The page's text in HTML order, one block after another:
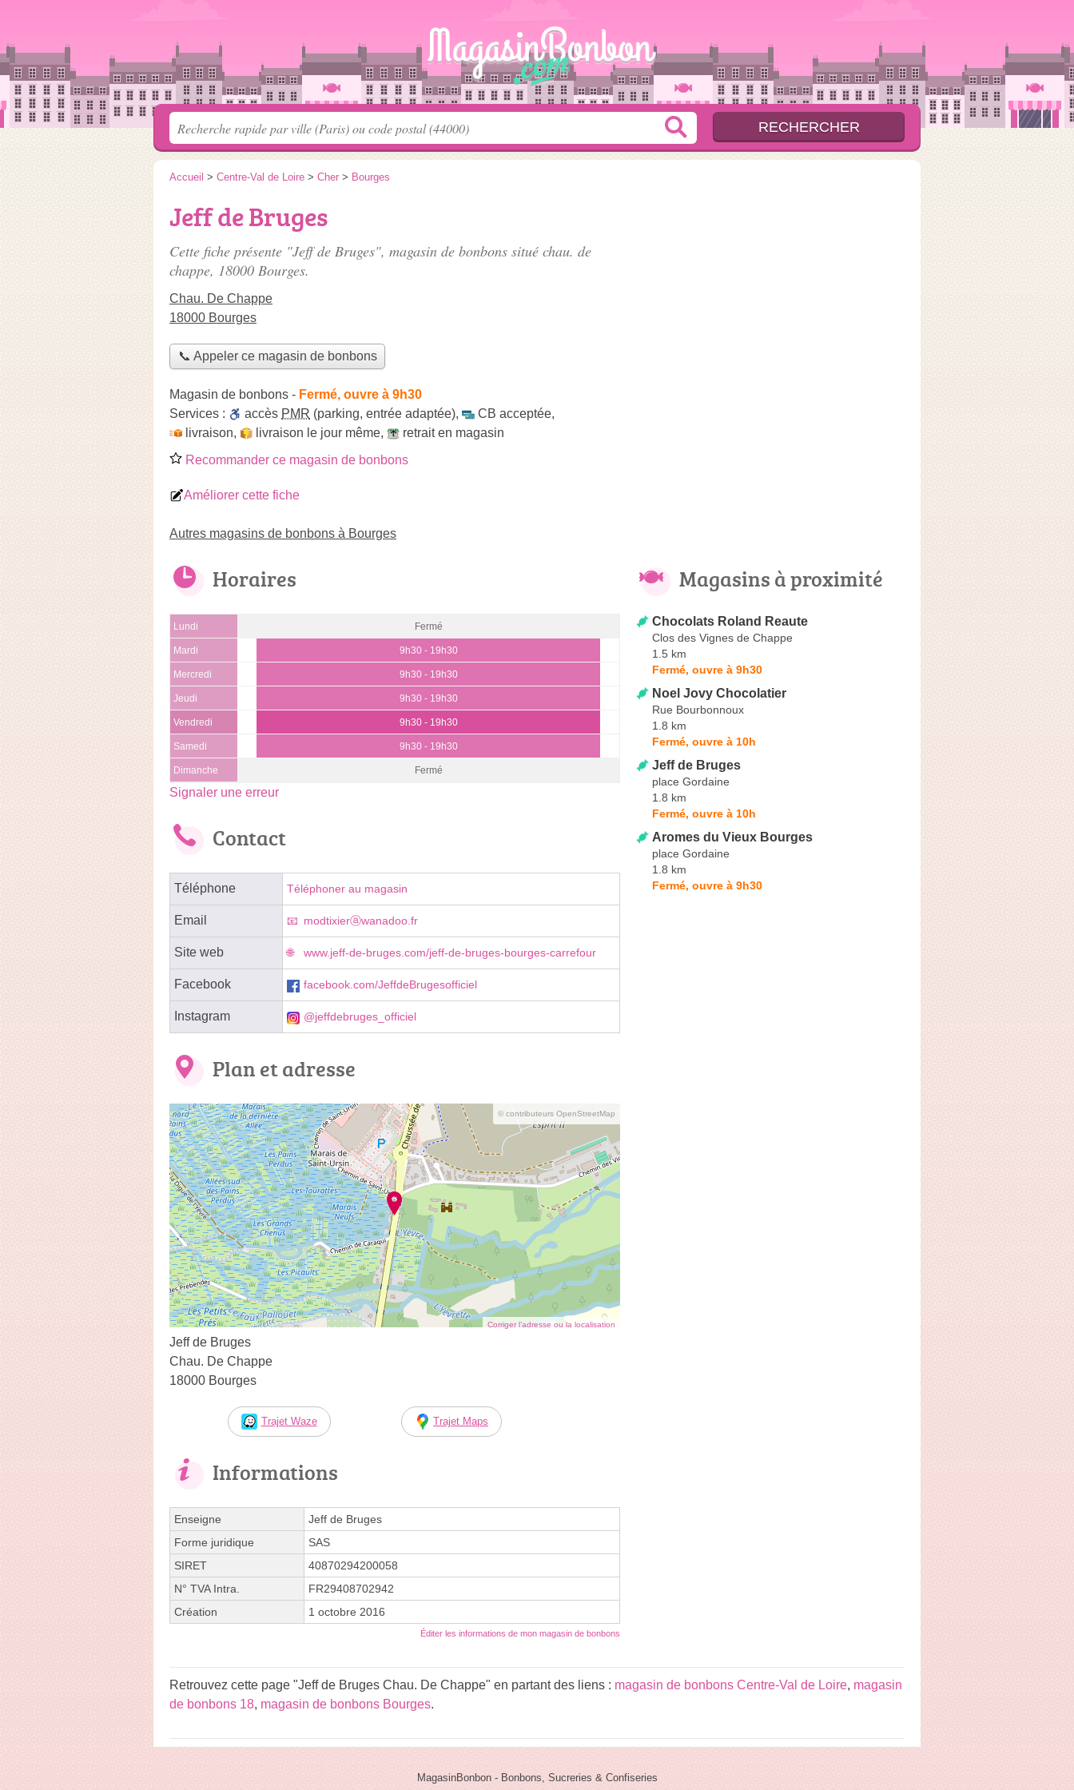
Accueil > Centre-Val de Loire > Cher > Bourges
Jeff de Bruges
Cette fiche présente "Jeff de Bruges", magasin de bonbons situé chau. de
chappe, 18000 Bourges.
Chau. De Chappe
18000 Bourges
📞 Appeler ce magasin de bonbons
Magasin de bonbons - Fermé, ouvre à 9h30
Services :
accès PMR (parking, entrée adaptée), CB acceptée,
livraison, livraison le jour même,
retrait en magasin
Recommander ce magasin de bonbons
Améliorer cette fiche
Autres magasins de bonbons à Bourges
Horaires
Lundi Fermé
Mardi 9h30 - 19h30
Mercredi 9h30 - 19h30
Jeudi 9h30 - 19h30
Vendredi 9h30 - 19h30
Samedi 9h30 - 19h30
Dimanche Fermé
Signaler une erreur
Contact
Téléphone Téléphoner au magasin
Email modtixierⓐwanadoo.fr
Site web www.jeff-de-bruges.com/jeff-de-bruges-bourges-carrefour
Facebook facebook.com/JeffdeBrugesofficiel
Instagram @jeffdebruges_officiel
Plan et adresse
© contributeurs OpenStreetMap
Corriger l’adresse ou la localisation
Jeff de Bruges
Chau. De Chappe
18000 Bourges
Trajet Waze Trajet Maps
Informations
Enseigne
Jeff de Bruges
Forme juridique
SAS
SIRET
40870294200058
N° TVA Intra.
FR29408702942
Création
1 octobre 2016
Éditer les informations de mon magasin de bonbons
Magasins à proximité
Chocolats Roland Reaute
Clos des Vignes de Chappe
1.5 km
Fermé, ouvre à 9h30
Noel Jovy Chocolatier
Rue Bourbonnoux
1.8 km
Fermé, ouvre à 10h
Jeff de Bruges
place Gordaine
1.8 km
Fermé, ouvre à 10h
Aromes du Vieux Bourges
place Gordaine
1.8 km
Fermé, ouvre à 9h30
Retrouvez cette page "Jeff de Bruges Chau. De Chappe" en partant des liens : magasin de bonbons Centre-Val de Loire, magasin
de bonbons 18, magasin de bonbons Bourges.
MagasinBonbon - Bonbons, Sucreries & Confiseries